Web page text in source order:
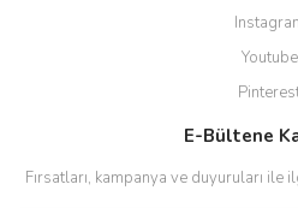
Youtube
E-Bültene
Fırsatları, kampanya ve duyuruları